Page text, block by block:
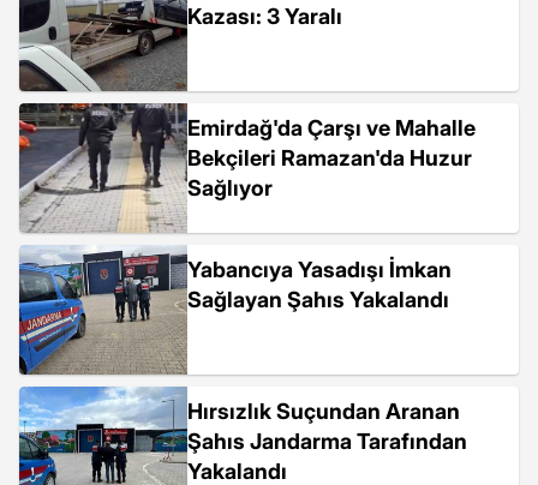
Kazası: 3 Yaralı
Emirdağ'da Çarşı ve Mahalle
Bekçileri Ramazan'da Huzur
Sağlıyor
Yabancıya Yasadışı İmkan
Sağlayan Şahıs Yakalandı
Hırsızlık Suçundan Aranan
Şahıs Jandarma Tarafından
Yakalandı